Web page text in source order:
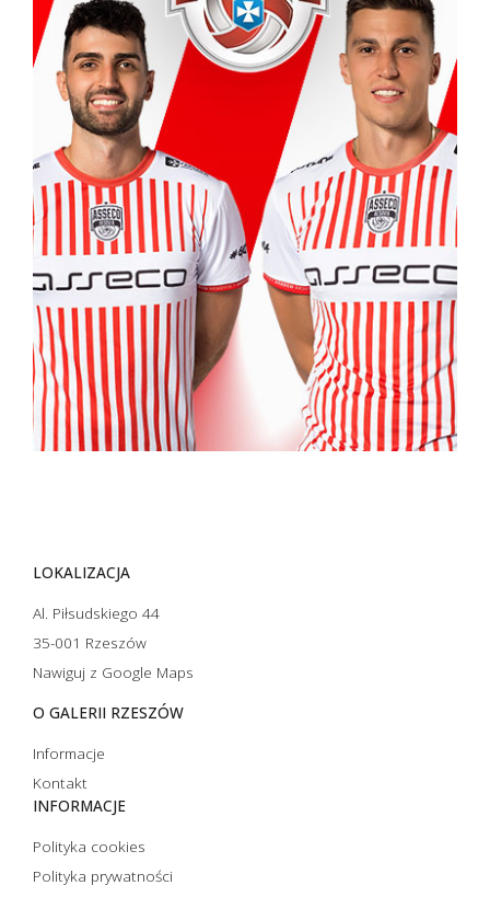
LOKALIZACJA
Al. Piłsudskiego 44
35-001 Rzeszów
Nawiguj z Google Maps
O GALERII RZESZÓW
Informacje
Kontakt
INFORMACJE
Polityka cookies
Polityka prywatności